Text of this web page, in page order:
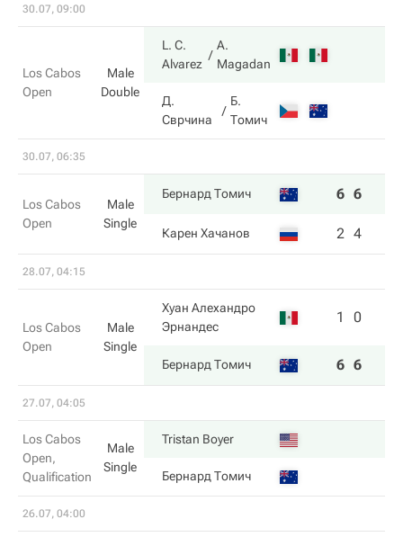
30.07, 09:00
Los Cabos
Open
Male
Double
L. C.
Alvarez
A.
Magadan
Д.
Сврчина
Б.
Томич
30.07, 06:35
Los Cabos
Open
Male
Single
Бернард Томич 6 6
Карен Хачанов 2 4
28.07, 04:15
Los Cabos
Open
Male
Single
Хуан Алехандро
Эрнандес
1 0
Бернард Томич 6 6
27.07, 04:05
Los Cabos
Open,
Qualification
Male
Single
Tristan Boyer
Бернард Томич
26.07, 04:00